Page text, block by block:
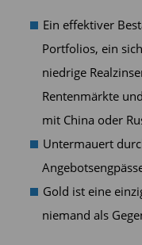
Ein effektiver
Portfolios, ein
niedrige
Rentenmärkte
mit China oder
Untermauert
Gold ist eine
niemand als